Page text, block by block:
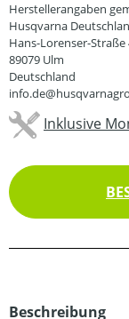
Herstellerangaben
Husqvarna
Hans-Lorenser-Straße
89079 Ulm
Deutschland
Inklusive
Beschreibung